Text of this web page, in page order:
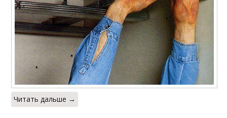
Читать дальше →